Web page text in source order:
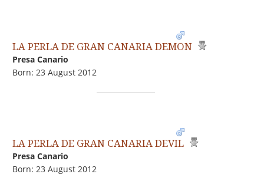
LA PERLA DE GRAN CANARIA DEMON
Presa Canario
Born: 23 August 2012
LA PERLA DE GRAN CANARIA DEVIL
Presa Canario
Born: 23 August 2012